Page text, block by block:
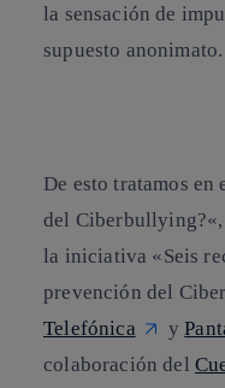
la sensación de
supuesto anonimato.
De esto tratamos en
del Ciberbullying?
la iniciativa «Seis
prevención del
Telefónica
y
colaboración del